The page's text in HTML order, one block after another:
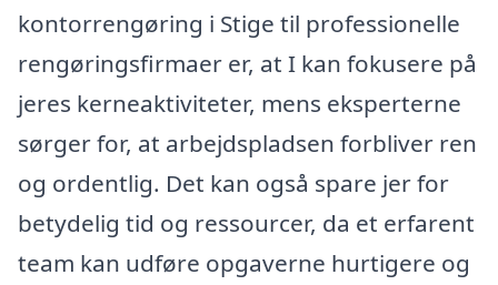
kontorrengøring i Stige til professionelle
rengøringsfirmaer er, at I kan fokusere på
jeres kerneaktiviteter, mens eksperterne
sørger for, at arbejdspladsen forbliver ren
og ordentlig. Det kan også spare jer for
betydelig tid og ressourcer, da et erfarent
team kan udføre opgaverne hurtigere og